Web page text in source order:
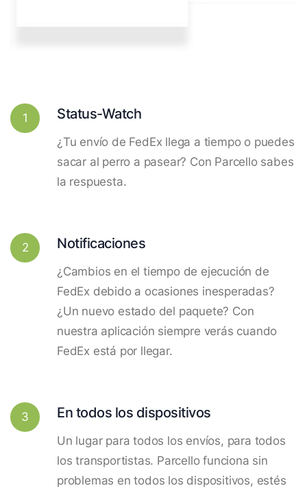
1 Status-Watch
¿Tu envío de FedEx llega a tiempo o puedes
sacar al perro a pasear? Con Parcello sabes
la respuesta.
2 Notificaciones
¿Cambios en el tiempo de ejecución de
FedEx debido a ocasiones inesperadas?
¿Un nuevo estado del paquete? Con
nuestra aplicación siempre verás cuando
FedEx está por llegar.
3 En todos los dispositivos
Un lugar para todos los envíos, para todos
los transportistas. Parcello funciona sin
problemas en todos los dispositivos, estés